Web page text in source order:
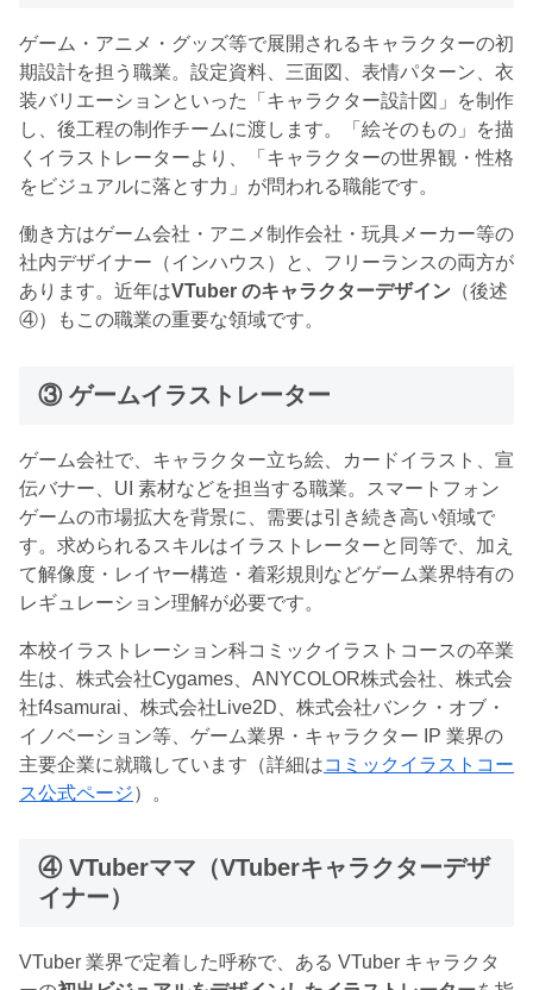
ゲーム・アニメ・グッズ等で展開されるキャラクターの初
期設計を担う職業。設定資料、三面図、表情パターン、衣
装バリエーションといった「キャラクター設計図」を制作
し、後工程の制作チームに渡します。「絵そのもの」を描
くイラストレーターより、「キャラクターの世界観・性格
をビジュアルに落とす力」が問われる職能です。
働き方はゲーム会社・アニメ制作会社・玩具メーカー等の
社内デザイナー（インハウス）と、フリーランスの両方が
あります。近年はVTuber のキャラクターデザイン （後述
④）もこの職業の重要な領域です。
③ ゲームイラストレーター
ゲーム会社で、キャラクター立ち絵、カードイラスト、宣
伝バナー、UI 素材などを担当する職業。スマートフォン
ゲームの市場拡大を背景に、需要は引き続き高い領域で
す。求められるスキルはイラストレーターと同等で、加え
て解像度・レイヤー構造・着彩規則などゲーム業界特有の
レギュレーション理解が必要です。
本校イラストレーション科コミックイラストコースの卒業
生は、株式会社Cygames、ANYCOLOR株式会社、株式会
社f4samurai、株式会社Live2D、株式会社バンク・オブ・
イノベーション等、ゲーム業界・キャラクター IP 業界の
主要企業に就職しています（詳細はコミックイラストコー
ス公式ページ）。
④ VTuberママ（VTuberキャラクターデザ
イナー）
VTuber 業界で定着した呼称で、ある VTuber キャラクタ